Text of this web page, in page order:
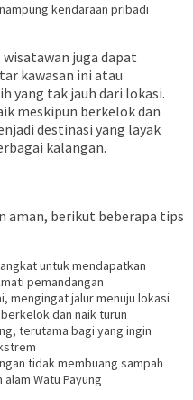
kendaraan pribadi
juga dapat
kawasan ini atau
yang tak jauh dari lokasi.
meskipun berkelok dan
destinasi yang layak
kalangan.
aman, berikut beberapa tips
untuk mendapatkan
pemandangan
mengingat jalur menuju lokasi
dan naik turun
terutama bagi yang ingin
tidak membuang sampah
Watu Payung